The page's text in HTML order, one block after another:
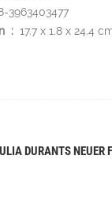
3963403477
Abmessungen ‏ : ‎ 17.7 x 1.8 x 24.4
DURANTS NEUER